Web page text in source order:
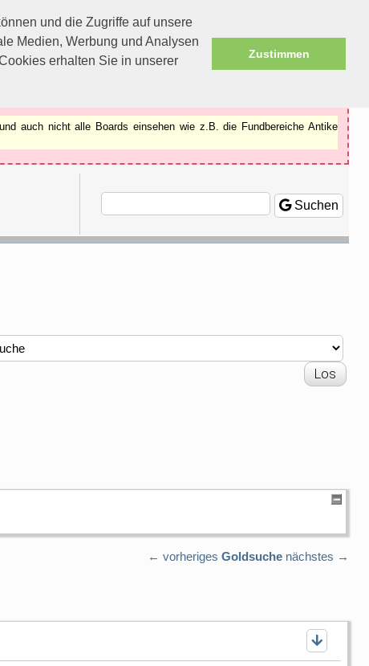
und die Zugriffe auf unsere
Medien, Werbung und Analysen
erhalten Sie in unserer
Zustimmen
auch nicht alle Boards einsehen wie z.B. die Fundbereiche Antike
Suchen
← vorheriges Goldsuche nächstes →